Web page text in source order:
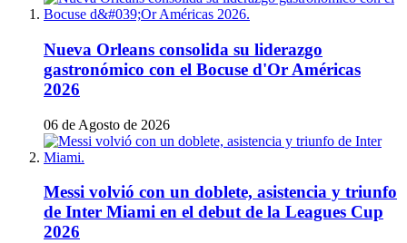
Nueva Orleans consolida su liderazgo
gastronómico con el Bocuse d'Or Américas
2026
06 de Agosto de 2026
Messi volvió con un doblete, asistencia y triunfo
de Inter Miami en el debut de la Leagues Cup
2026